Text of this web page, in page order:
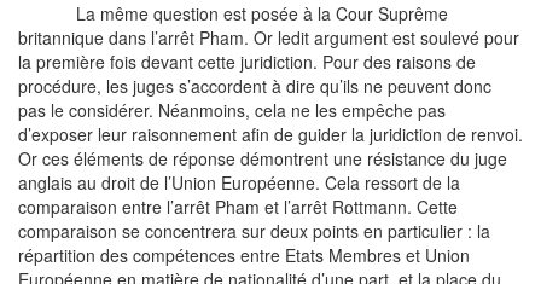
La même question est posée à la Cour Suprême
britannique dans l’arrêt Pham. Or ledit argument est soulevé pour
la première fois devant cette juridiction. Pour des raisons de
procédure, les juges s’accordent à dire qu’ils ne peuvent donc
pas le considérer. Néanmoins, cela ne les empêche pas
d’exposer leur raisonnement afin de guider la juridiction de renvoi.
Or ces éléments de réponse démontrent une résistance du juge
anglais au droit de l’Union Européenne. Cela ressort de la
comparaison entre l’arrêt Pham et l’arrêt Rottmann. Cette
comparaison se concentrera sur deux points en particulier : la
répartition des compétences entre Etats Membres et Union
Européenne en matière de nationalité d’une part, et la place du